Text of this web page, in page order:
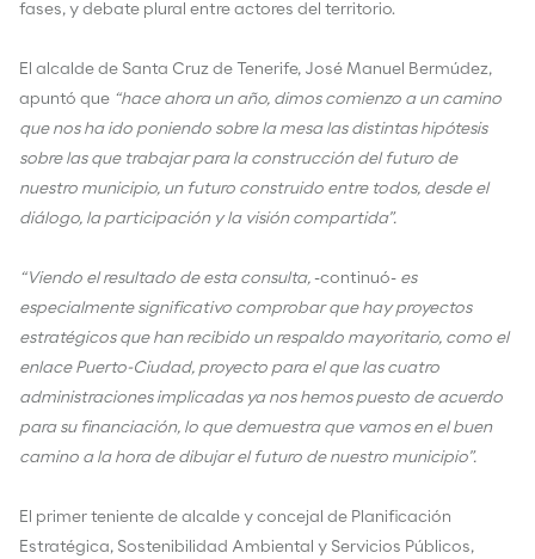
fases, y debate plural entre actores del territorio.
El alcalde de Santa Cruz de Tenerife, José Manuel Bermúdez,
apuntó que “hace ahora un año, dimos comienzo a un camino
que nos ha ido poniendo sobre la mesa las distintas hipótesis
sobre las que trabajar para la construcción del futuro de
nuestro municipio, un futuro construido entre todos, desde el
diálogo, la participación y la visión compartida”.
“Viendo el resultado de esta consulta, -continuó- es
especialmente significativo comprobar que hay proyectos
estratégicos que han recibido un respaldo mayoritario, como el
enlace Puerto-Ciudad, proyecto para el que las cuatro
administraciones implicadas ya nos hemos puesto de acuerdo
para su financiación, lo que demuestra que vamos en el buen
camino a la hora de dibujar el futuro de nuestro municipio”.
El primer teniente de alcalde y concejal de Planificación
Estratégica, Sostenibilidad Ambiental y Servicios Públicos,